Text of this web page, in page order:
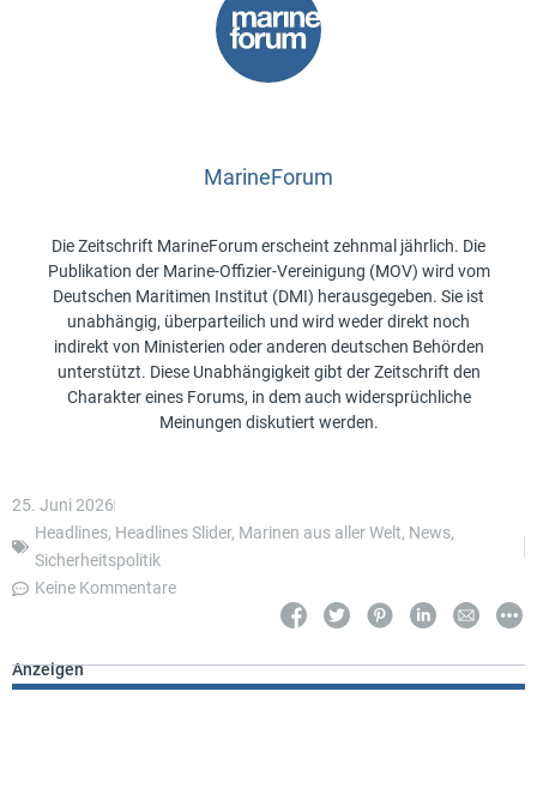
MarineForum
Die Zeitschrift MarineForum erscheint zehnmal jährlich. Die
Publikation der Marine-Offizier-Vereinigung (MOV) wird vom
Deutschen Maritimen Institut (DMI) herausgegeben. Sie ist
unabhängig, überparteilich und wird weder direkt noch
indirekt von Ministerien oder anderen deutschen Behörden
unterstützt. Diese Unabhängigkeit gibt der Zeitschrift den
Charakter eines Forums, in dem auch widersprüchliche
Meinungen diskutiert werden.
25. Juni 2026
Headlines, Headlines Slider, Marinen aus aller Welt, News,
Sicherheitspolitik
Keine Kommentare
Anzeigen